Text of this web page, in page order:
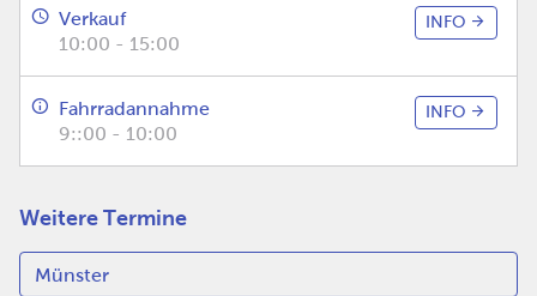
Verkauf
10:00 - 15:00
INFO
Fahrradannahme
9::00 - 10:00
INFO
Weitere Termine